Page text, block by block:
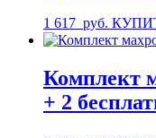
1 617 руб.
Комплект
+ 2